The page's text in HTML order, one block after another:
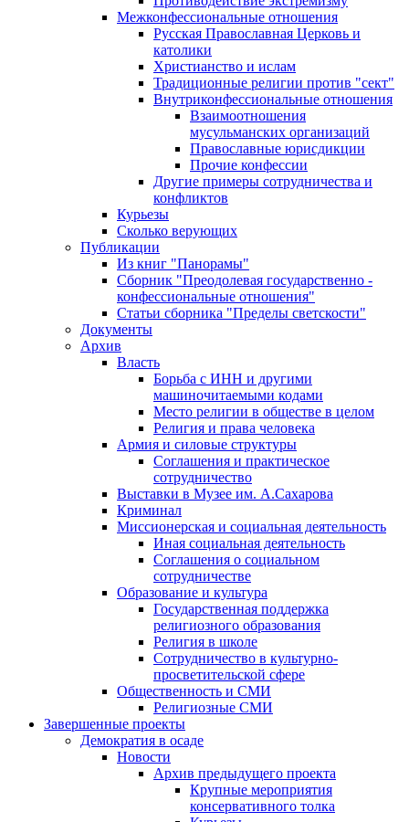
Межконфессиональные отношения
Русская Православная Церковь и
католики
Христианство и ислам
Традиционные религии против "сект"
Внутриконфессиональные отношения
Взаимоотношения
мусульманских организаций
Православные юрисдикции
Прочие конфессии
Другие примеры сотрудничества и
конфликтов
Курьезы
Сколько верующих
Публикации
Из книг "Панорамы"
Сборник "Преодолевая государственно -
конфессиональные отношения"
Статьи сборника "Пределы светскости"
Документы
Архив
Власть
Борьба с ИНН и другими
машиночитаемыми кодами
Место религии в обществе в целом
Религия и права человека
Армия и силовые структуры
Соглашения и практическое
сотрудничество
Выставки в Музее им. А.Сахарова
Криминал
Миссионерская и социальная деятельность
Иная социальная деятельность
Соглашения о социальном
сотрудничестве
Образование и культура
Государственная поддержка
религиозного образования
Религия в школе
Сотрудничество в культурно-
просветительской сфере
Общественность и СМИ
Религиозные СМИ
Завершенные проекты
Демократия в осаде
Новости
Архив предыдущего проекта
Крупные мероприятия
консервативного толка